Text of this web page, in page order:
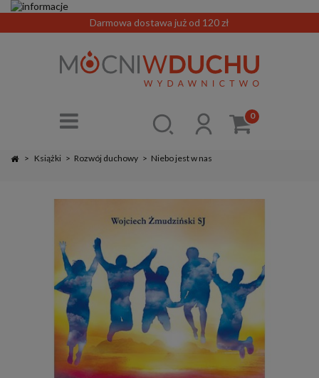
Darmowa dostawa już od 120 zł
0
> Książki > Rozwój duchowy > Niebo jest w nas